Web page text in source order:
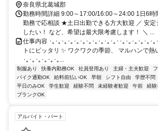
奈良県北葛城郡
勤務時間詳細 9:00～17:00/16:00～24:00 1日6時
勤務で応相談 ★土日出勤できる方大歓迎 ／ 安定
したい！ など、希望は最大限考慮します！ ＼ ...
仕事内容 ･｡･｡･｡･｡･｡･｡･｡･｡･｡･｡･｡･･｡･｡･｡･｡･｡･
トにピッタリ ✨ ワクワクの季節、 マルハンで熱
･｡･｡･｡･｡･｡･｡...
制服あり 扶養内勤務OK 社員登用あり 主婦・主夫歓迎
バイク通勤OK
給料前払いOK 早朝 シフト自由 学歴不問
平日のみOK
学生歓迎 経験不問 未経験者歓迎 午前 経験
ブランクOK
アルバイト・パート